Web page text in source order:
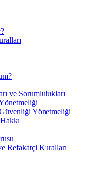
ve Sorumlulukları
Güvenliği Yönetmeliği
Refakatçi Kuralları